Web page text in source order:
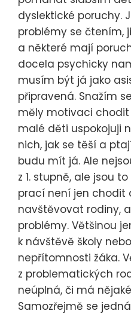
dyslektické poruchy.
problémy se čtením,
a některé mají
docela psychicky
musím být já jako
připravená. Snažím
měly motivaci chodit
malé děti uspokojuji
nich, jak se těší a
budu mít já. Ale
z 1. stupně, ale jsou
prací není jen chodit
navštěvovat rodiny,
problémy. Většinou
k návštěvě školy
nepřítomnosti žáka.
z problematických
neúplná, či má
Samozřejmě se